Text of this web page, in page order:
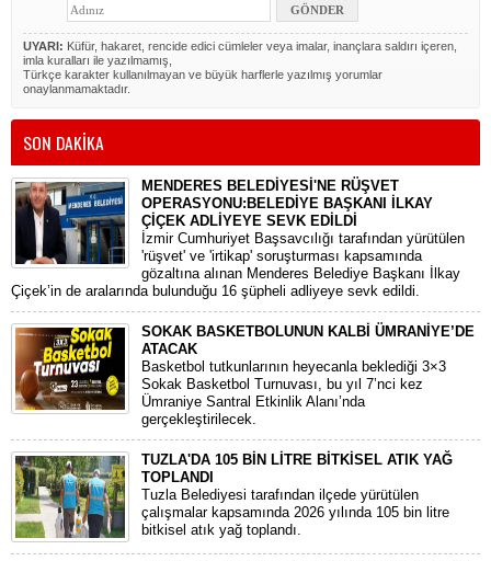
UYARI: Küfür, hakaret, rencide edici cümleler veya imalar, inançlara saldırı içeren,
imla kuralları ile yazılmamış,
Türkçe karakter kullanılmayan ve büyük harflerle yazılmış yorumlar
onaylanmamaktadır.
SON DAKİKA
MENDERES BELEDİYESİ'NE RÜŞVET
OPERASYONU:BELEDİYE BAŞKANI İLKAY
ÇİÇEK ADLİYEYE SEVK EDİLDİ
​İzmir Cumhuriyet Başsavcılığı tarafından yürütülen
'rüşvet' ve 'irtikap' soruşturması kapsamında
gözaltına alınan Menderes Belediye Başkanı İlkay
Çiçek’in de aralarında bulunduğu 16 şüpheli adliyeye sevk edildi.
SOKAK BASKETBOLUNUN KALBİ ÜMRANİYE’DE
ATACAK
Basketbol tutkunlarının heyecanla beklediği 3×3
Sokak Basketbol Turnuvası, bu yıl 7’nci kez
Ümraniye Santral Etkinlik Alanı’nda
gerçekleştirilecek.
TUZLA'DA 105 BİN LİTRE BİTKİSEL ATIK YAĞ
TOPLANDI
Tuzla Belediyesi tarafından ilçede yürütülen
çalışmalar kapsamında 2026 yılında 105 bin litre
bitkisel atık yağ toplandı.